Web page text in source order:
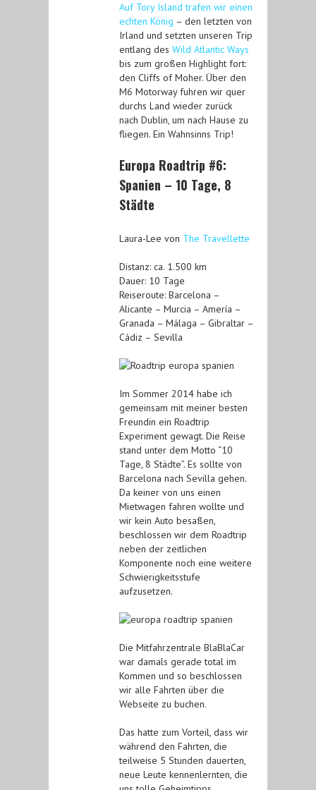
Auf Tory Island trafen wir einen
echten König – den letzten von
Irland und setzten unseren Trip
entlang des Wild Atlantic Ways
bis zum großen Highlight fort:
den Cliffs of Moher. Über den
M6 Motorway fuhren wir quer
durchs Land wieder zurück
nach Dublin, um nach Hause zu
fliegen. Ein Wahnsinns Trip!
Europa Roadtrip #6:
Spanien – 10 Tage, 8
Städte
Laura-Lee von The Travellette
Distanz: ca. 1.500 km
Dauer: 10 Tage
Reiseroute: Barcelona –
Alicante – Murcia – Amería –
Granada – Málaga – Gibraltar –
Cádiz – Sevilla
Im Sommer 2014 habe ich
gemeinsam mit meiner besten
Freundin ein Roadtrip
Experiment gewagt. Die Reise
stand unter dem Motto “10
Tage, 8 Städte”. Es sollte von
Barcelona nach Sevilla gehen.
Da keiner von uns einen
Mietwagen fahren wollte und
wir kein Auto besaßen,
beschlossen wir dem Roadtrip
neben der zeitlichen
Komponente noch eine weitere
Schwierigkeitsstufe
aufzusetzen.
Die Mitfahrzentrale BlaBlaCar
war damals gerade total im
Kommen und so beschlossen
wir alle Fahrten über die
Webseite zu buchen.
Das hatte zum Vorteil, dass wir
während den Fahrten, die
teilweise 5 Stunden dauerten,
neue Leute kennenlernten, die